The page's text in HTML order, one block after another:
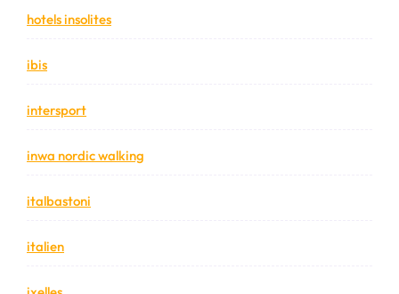
hotels insolites
ibis
intersport
inwa nordic walking
italbastoni
italien